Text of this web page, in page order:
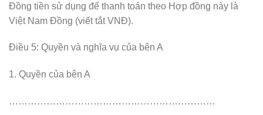
Đồng tiền sử dụng để thanh toán theo Hợp đồng này là
Việt Nam Đồng (viết tắt VNĐ).
Điều 5: Quyền và nghĩa vụ của bên A
1. Quyền của bên A
…………………………………………………………